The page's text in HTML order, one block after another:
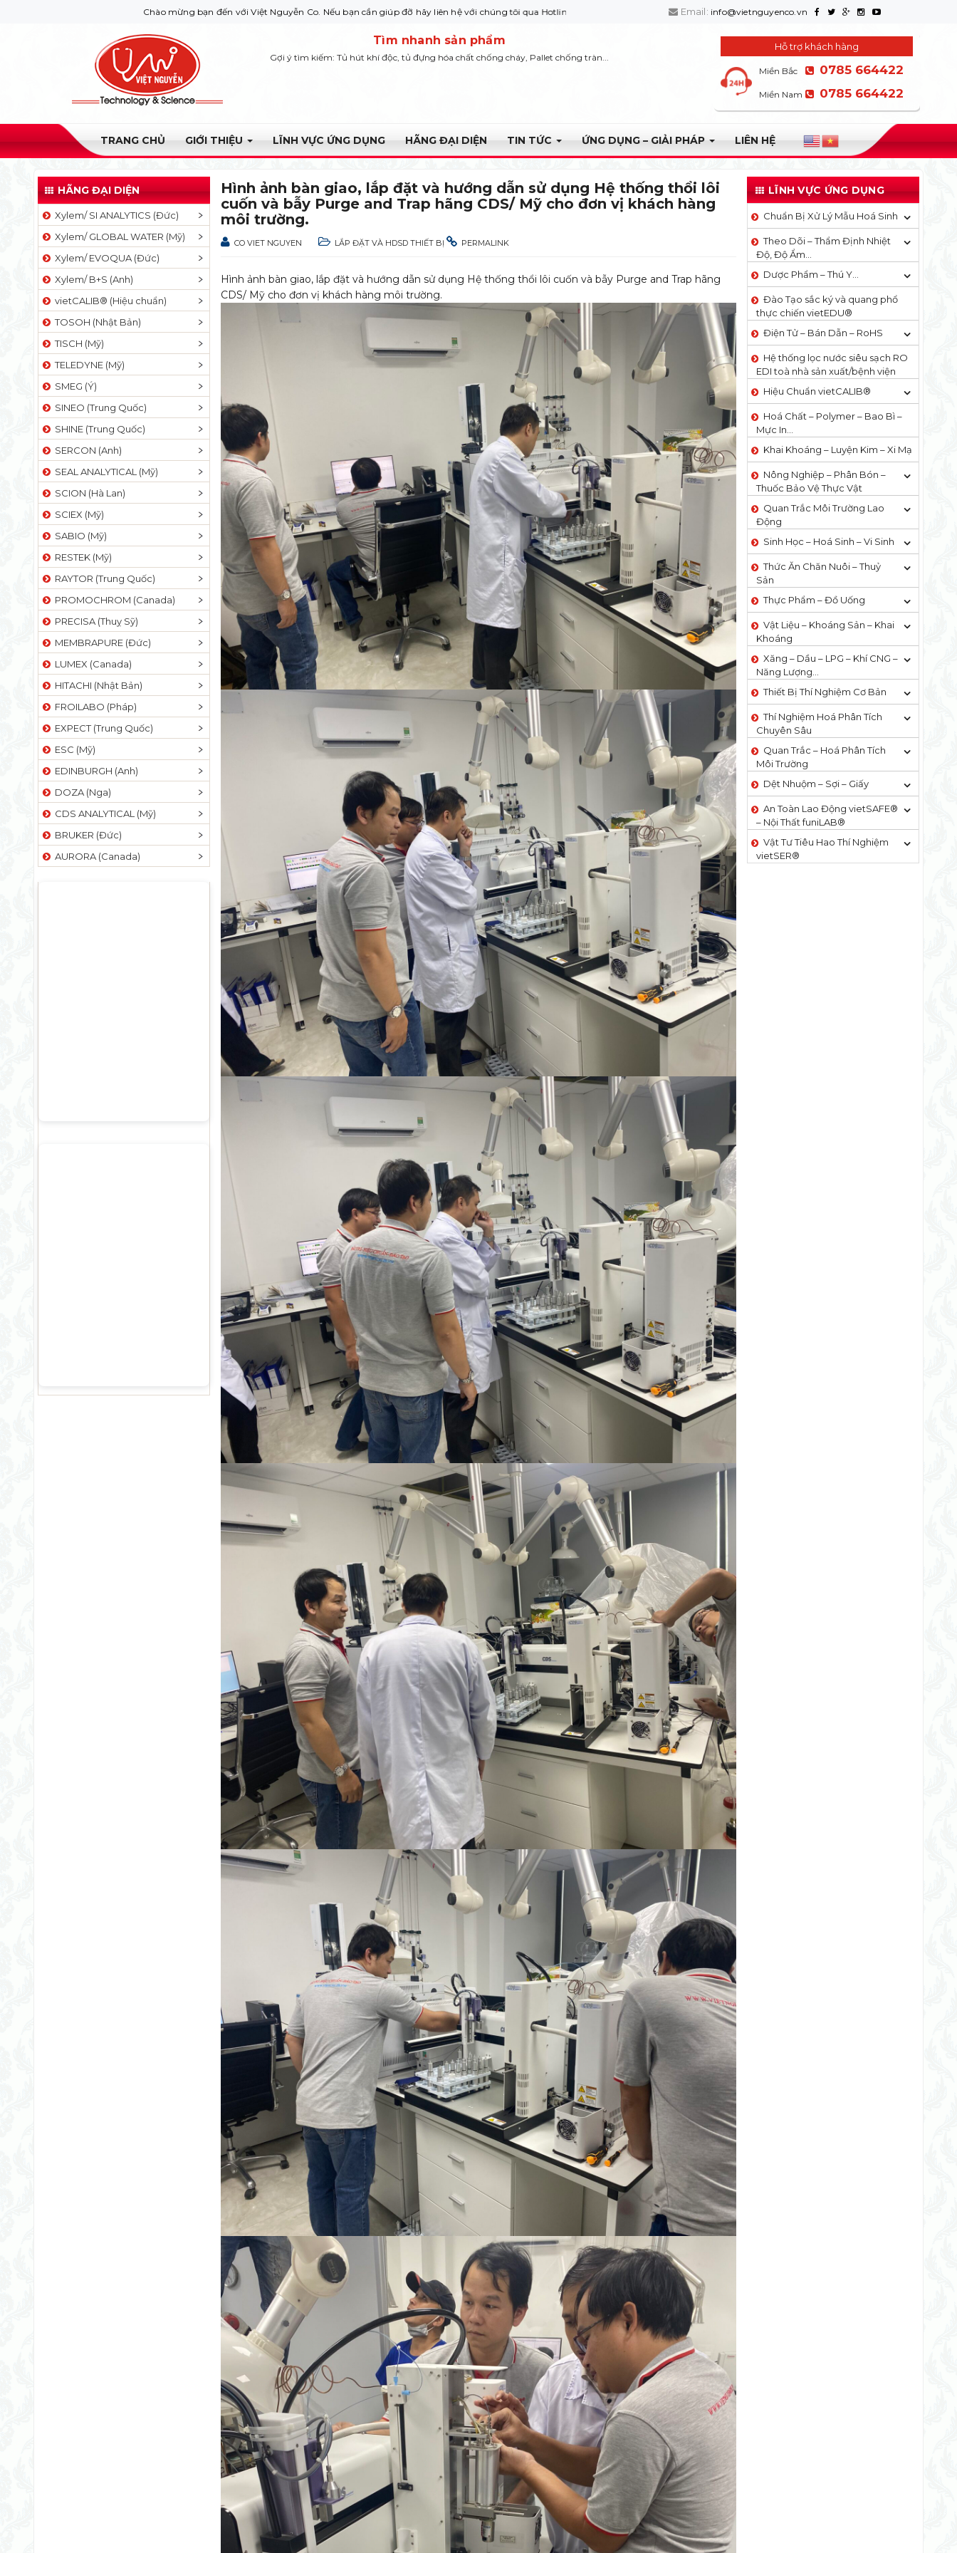
Chào mừng bạn đến với Việt Nguyễn Co. Nếu bạn cần giúp đỡ hãy liên hệ với chúng tôi qua Hotline: 0932 664422 Email: info@vietnguyenco.vn
Tìm nhanh sản phẩm
Gợi ý tìm kiếm: Tủ hút khí độc, tủ đựng hóa chất chống cháy, Pallet chống tràn...
Hỗ trợ khách hàng
Miền Bắc 0785 664422
Miền Nam 0785 664422
TRANG CHỦ GIỚI THIỆU LĨNH VỰC ỨNG DỤNG HÃNG ĐẠI DIỆN TIN TỨC ỨNG DỤNG – GIẢI PHÁP LIÊN HỆ
HÃNG ĐẠI DIỆN
Xylem/ SI ANALYTICS (Đức)
Xylem/ GLOBAL WATER (Mỹ)
Xylem/ EVOQUA (Đức)
Xylem/ B+S (Anh)
vietCALIB® (Hiệu chuẩn)
TOSOH (Nhật Bản)
TISCH (Mỹ)
TELEDYNE (Mỹ)
SMEG (Ý)
SINEO (Trung Quốc)
SHINE (Trung Quốc)
SERCON (Anh)
SEAL ANALYTICAL (Mỹ)
SCION (Hà Lan)
SCIEX (Mỹ)
SABIO (Mỹ)
RESTEK (Mỹ)
RAYTOR (Trung Quốc)
PROMOCHROM (Canada)
PRECISA (Thuỵ Sỹ)
MEMBRAPURE (Đức)
LUMEX (Canada)
HITACHI (Nhật Bản)
FROILABO (Pháp)
EXPECT (Trung Quốc)
ESC (Mỹ)
EDINBURGH (Anh)
DOZA (Nga)
CDS ANALYTICAL (Mỹ)
BRUKER (Đức)
AURORA (Canada)
Hình ảnh bàn giao, lắp đặt và hướng dẫn sử dụng Hệ thống thổi lôi
cuốn và bẫy Purge and Trap hãng CDS/ Mỹ cho đơn vị khách hàng
môi trường.
CO VIET NGUYEN LẮP ĐẶT VÀ HDSD THIẾT BỊ PERMALINK
Hình ảnh bàn giao, lắp đặt và hướng dẫn sử dụng Hệ thống thổi lôi cuốn và bẫy Purge and Trap hãng
CDS/ Mỹ cho đơn vị khách hàng môi trường.
LĨNH VỰC ỨNG DỤNG
Chuẩn Bị Xử Lý Mẫu Hoá Sinh
Theo Dõi – Thẩm Định Nhiệt
Độ, Độ Ẩm…
Dược Phẩm – Thú Y…
Đào Tạo sắc ký và quang phổ
thực chiến vietEDU®
Điện Tử – Bán Dẫn – RoHS
Hệ thống lọc nước siêu sạch RO
EDI​​ toà nhà sản xuất/bệnh viện
Hiệu Chuẩn vietCALIB®
Hoá Chất – Polymer – Bao Bì –
Mực In…
Khai Khoáng – Luyện Kim – Xi Mạ
Nông Nghiệp – Phân Bón –
Thuốc Bảo Vệ Thực Vật
Quan Trắc Môi Trường Lao
Động
Sinh Học – Hoá Sinh – Vi Sinh
Thức Ăn Chăn Nuôi – Thuỷ
Sản
Thực Phẩm – Đồ Uống
Vật Liệu – Khoáng Sản – Khai
Khoáng
Xăng – Dầu – LPG – Khí CNG –
Năng Lượng…
Thiết Bị Thí Nghiệm Cơ Bản
Thí Nghiệm Hoá Phân Tích
Chuyên Sâu
Quan Trắc – Hoá Phân Tích
Môi Trường
Dệt Nhuộm – Sợi – Giấy
An Toàn Lao Động vietSAFE®
– Nội Thất funiLAB®
Vật Tư Tiêu Hao Thí Nghiệm
vietSER®